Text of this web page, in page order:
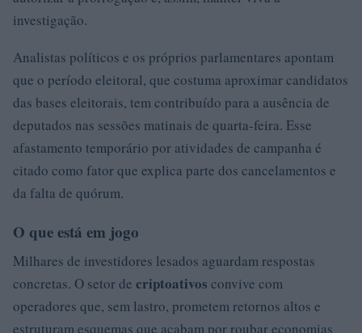
investigação.
Analistas políticos e os próprios parlamentares apontam
que o período eleitoral, que costuma aproximar candidatos
das bases eleitorais, tem contribuído para a ausência de
deputados nas sessões matinais de quarta-feira. Esse
afastamento temporário por atividades de campanha é
citado como fator que explica parte dos cancelamentos e
da falta de quórum.
O que está em jogo
Milhares de investidores lesados aguardam respostas
concretas. O setor de criptoativos convive com
operadores que, sem lastro, prometem retornos altos e
estruturam esquemas que acabam por roubar economias